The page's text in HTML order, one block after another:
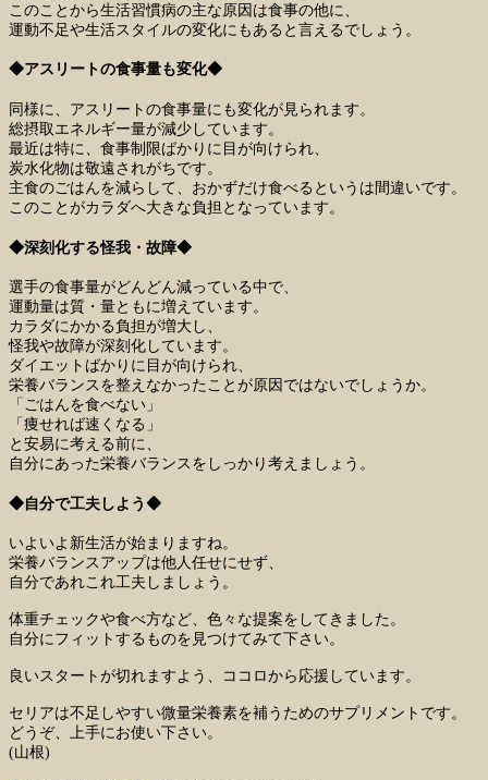
このことから生活習慣病の主な原因は食事の他に、
運動不足や生活スタイルの変化にもあると言えるでしょう。
◆アスリートの食事量も変化◆
同様に、アスリートの食事量にも変化が見られます。
総摂取エネルギー量が減少しています。
最近は特に、食事制限ばかりに目が向けられ、
炭水化物は敬遠されがちです。
主食のごはんを減らして、おかずだけ食べるというは間違いです。
このことがカラダへ大きな負担となっています。
◆深刻化する怪我・故障◆
選手の食事量がどんどん減っている中で、
運動量は質・量ともに増えています。
カラダにかかる負担が増大し、
怪我や故障が深刻化しています。
ダイエットばかりに目が向けられ、
栄養バランスを整えなかったことが原因ではないでしょうか。
「ごはんを食べない」
「痩せれば速くなる」
と安易に考える前に、
自分にあった栄養バランスをしっかり考えましょう。
◆自分で工夫しよう◆
いよいよ新生活が始まりますね。
栄養バランスアップは他人任せにせず、
自分であれこれ工夫しましょう。
体重チェックや食べ方など、色々な提案をしてきました。
自分にフィットするものを見つけてみて下さい。
良いスタートが切れますよう、ココロから応援しています。
セリアは不足しやすい微量栄養素を補うためのサプリメントです。
どうぞ、上手にお使い下さい。
(山根)